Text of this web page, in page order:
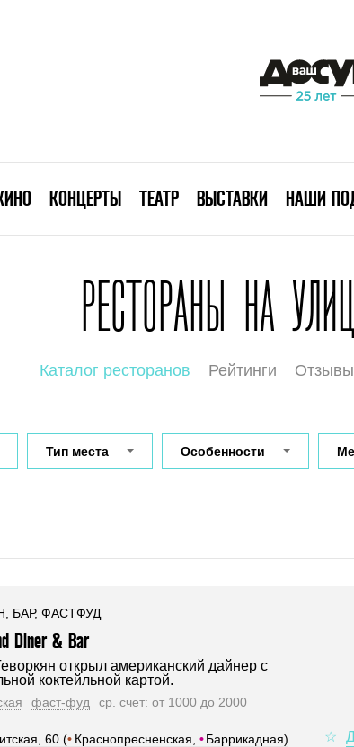
КОНЦЕРТЫ ТЕАТР ВЫСТАВКИ НАШИ
РЕСТОРАНЫ НА
Каталог ресторанов Рейтинги Отзывы
Тип места Особенности
БАР, ФАСТФУД
Diner & Bar
открыл американский дайнер с
коктейльной картой.
фаст-фуд ср. счет: от 1000 до 2000
60 (• Краснопресненская, • Баррикадная)